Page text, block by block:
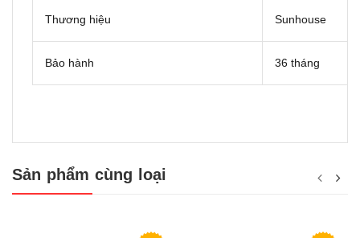
Thương hiệu Sunhouse
Bảo hành 36 tháng
Sản phẩm cùng loại